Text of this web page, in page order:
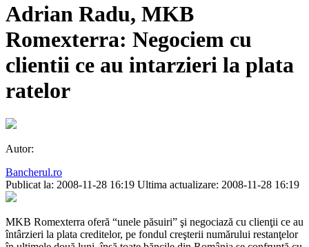
Adrian Radu, MKB
Romexterra: Negociem cu
clientii ce au intarzieri la plata
ratelor
Autor:
Bancherul.ro
Publicat la: 2008-11-28 16:19 Ultima actualizare: 2008-11-28 16:19
MKB Romexterra oferă “unele păsuiri” şi negociază cu clienţii ce au
întârzieri la plata creditelor, pe fondul creşterii numărului restanţelor